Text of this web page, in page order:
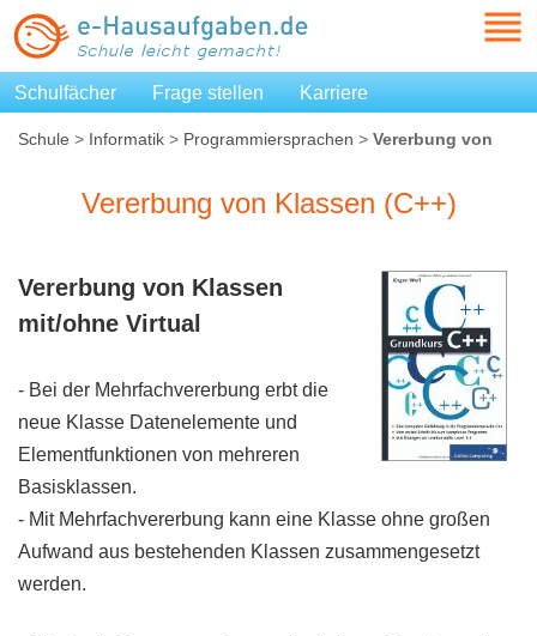
Schulfächer Frage stellen Karriere
Schule > Informatik > Programmiersprachen > Vererbung von
Vererbung von Klassen (C++)
Vererbung von Klassen
mit/ohne Virtual
- Bei der Mehrfachvererbung erbt die
neue Klasse Datenelemente und
Elementfunktionen von mehreren
Basisklassen.
- Mit Mehrfachvererbung kann eine Klasse ohne großen
Aufwand aus bestehenden Klassen zusammengesetzt
werden.